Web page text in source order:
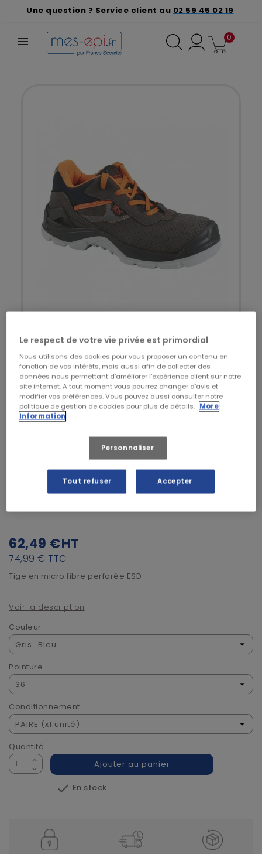
Une question ? Service client au 02 59 45 02 19
0
Chaussure de sécurité basse
amagnétique ESD Bionic flex
S1P - MTS
62,49 €HT
74,99 € TTC
Tige en micro fibre perforée ESD
Voir la description
Couleur
Pointure
Conditionnement
Quantité
Ajouter au panier
 En stock
Le respect de votre vie privée est primordial
Nous utilisons des cookies pour vous proposer un contenu en
fonction de vos intérêts, mais aussi afin de collecter des
données nous permettant d’améliorer l’expérience client sur notre
site internet. A tout moment vous pourrez changer d’avis et
modifier vos préférences. Vous pouvez aussi consulter notre
politique de gestion de cookies pour plus de détails. More
Information
Personnaliser
Tout refuser Accepter